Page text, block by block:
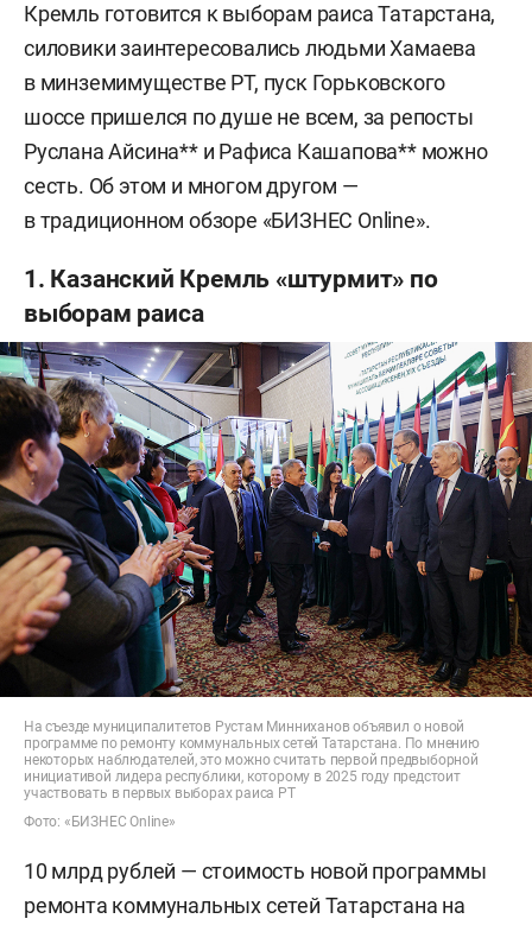
Кремль готовится к выборам раиса Татарстана,
силовики заинтересовались людьми Хамаева
в минземимуществе РТ, пуск Горьковского
шоссе пришелся по душе не всем, за репосты
Руслана Айсина** и Рафиса Кашапова** можно
сесть. Об этом и многом другом —
в традиционном обзоре «БИЗНЕС Online».
1. Казанский Кремль «штурмит» по
выборам раиса
На съезде муниципалитетов Рустам Минниханов объявил о новой
программе по ремонту коммунальных сетей Татарстана. По мнению
некоторых наблюдателей, это можно считать первой предвыборной
инициативой лидера республики, которому в 2025 году предстоит
участвовать в первых выборах раиса РТ
Фото: «БИЗНЕС Online»
10 млрд рублей — стоимость новой программы
ремонта коммунальных сетей Татарстана на